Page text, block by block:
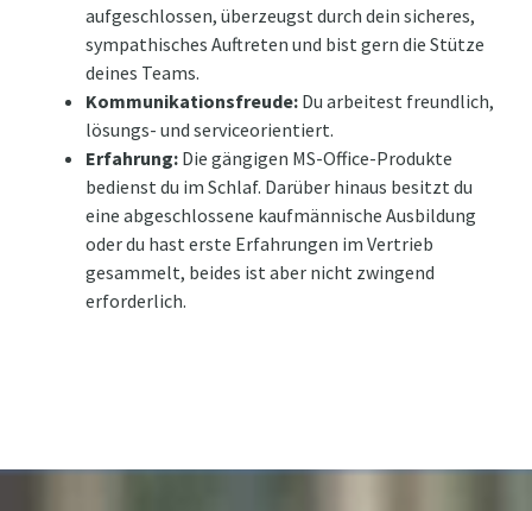
aufgeschlossen, überzeugst durch dein sicheres,
sympathisches Auftreten und bist gern die Stütze
deines Teams.
Kommunikationsfreude: Du arbeitest freundlich,
lösungs- und serviceorientiert.
Erfahrung: Die gängigen MS-Office-Produkte
bedienst du im Schlaf. Darüber hinaus besitzt du
eine abgeschlossene kaufmännische Ausbildung
oder du hast erste Erfahrungen im Vertrieb
gesammelt, beides ist aber nicht zwingend
erforderlich.